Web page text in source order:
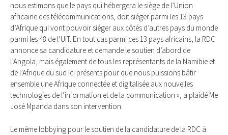
nous estimons que le pays qui hébergera le siège de l’Union
africaine des télécommunications, doit siéger parmi les 13 pays
d’Afrique qui vont pouvoir siéger aux côtés d’autres pays du monde
parmi les 48 de l’UIT. En tout cas parmi ces 13 pays africains, la RDC
annonce sa candidature et demande le soutien d’abord de
l’Angola, mais également de tous les représentants de la Namibie et
de l’Afrique du sud ici présents pour que nous puissions bâtir
ensemble une Afrique connectée et digitalisée aux nouvelles
technologies de l’information et de la communication », a plaidé Me
José Mpanda dans son intervention.
Le même lobbying pour le soutien de la candidature de la RDC à